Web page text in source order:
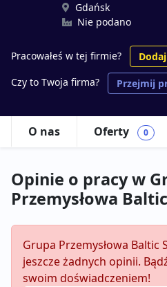
Gdańsk
Nie podano
Pracowałeś w tej firmie?
Czy to Twoja firma?
Przejmij
O nas Oferty 0
Opinie o pracy w
Przemysłowa
Grupa Przemysłowa Baltic
jeszcze żadnych opinii.
swoim doświadczeniem!